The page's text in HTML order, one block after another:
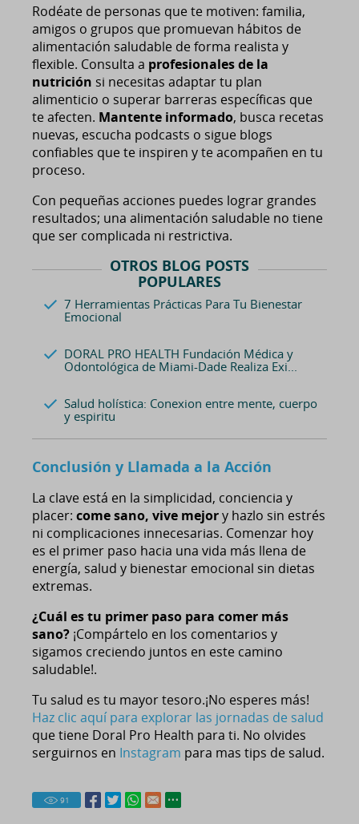
Rodéate de personas que te motiven: familia,
amigos o grupos que promuevan hábitos de
alimentación saludable de forma realista y
flexible. Consulta a profesionales de la
nutrición si necesitas adaptar tu plan
alimenticio o superar barreras específicas que
te afecten. Mantente informado, busca recetas
nuevas, escucha podcasts o sigue blogs
confiables que te inspiren y te acompañen en tu
proceso.
Con pequeñas acciones puedes lograr grandes
resultados; una alimentación saludable no tiene
que ser complicada ni restrictiva.
OTROS BLOG POSTS
POPULARES
7 Herramientas Prácticas Para Tu Bienestar
Emocional
DORAL PRO HEALTH Fundación Médica y
Odontológica de Miami-Dade Realiza Exi...
Salud holística: Conexion entre mente, cuerpo
y espiritu
Conclusión y Llamada a la Acción
La clave está en la simplicidad, conciencia y
placer: come sano, vive mejory hazlo sin estrés
ni complicaciones innecesarias. Comenzar hoy
es el primer paso hacia una vida más llena de
energía, salud y bienestar emocional sin dietas
extremas.
¿Cuál es tu primer paso para comer más
sano? ¡Compártelo en los comentarios y
sigamos creciendo juntos en este camino
saludable!.
Tu salud es tu mayor tesoro.¡No esperes más!
Haz clic aquí para explorar las jornadas de salud
que tiene Doral Pro Health para ti. No olvides
serguirnos en Instagram para mas tips de salud.
91